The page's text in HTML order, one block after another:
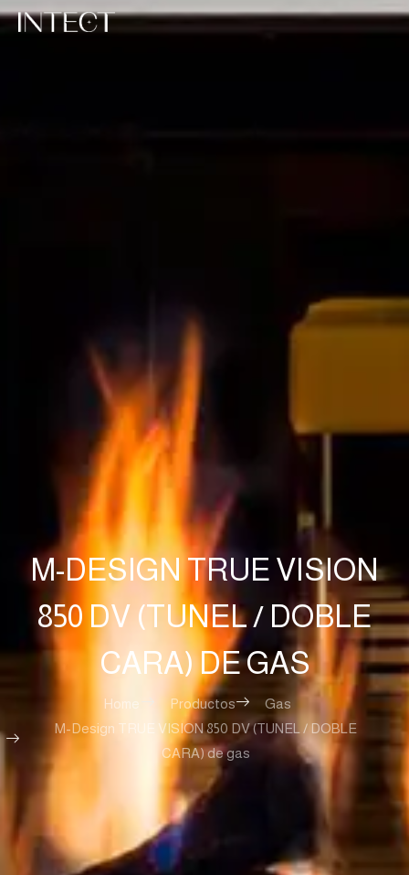
M-DESIGN TRUE VISION
850 DV (TUNEL / DOBLE
CARA) DE GAS
Home Productos
Gas
M-Design TRUE VISION 850 DV (TUNEL / DOBLE
CARA) de gas